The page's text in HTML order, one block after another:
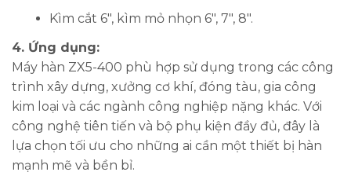
Kìm cắt 6", kìm mỏ nhọn 6", 7", 8".
4. Ứng dụng:
Máy hàn ZX5-400 phù hợp sử dụng trong các công
trình xây dựng, xưởng cơ khí, đóng tàu, gia công
kim loại và các ngành công nghiệp nặng khác. Với
công nghệ tiên tiến và bộ phụ kiện đầy đủ, đây là
lựa chọn tối ưu cho những ai cần một thiết bị hàn
mạnh mẽ và bền bỉ.